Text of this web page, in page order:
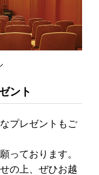
ント
プレゼントもご
っております。
の上、ぜひお越